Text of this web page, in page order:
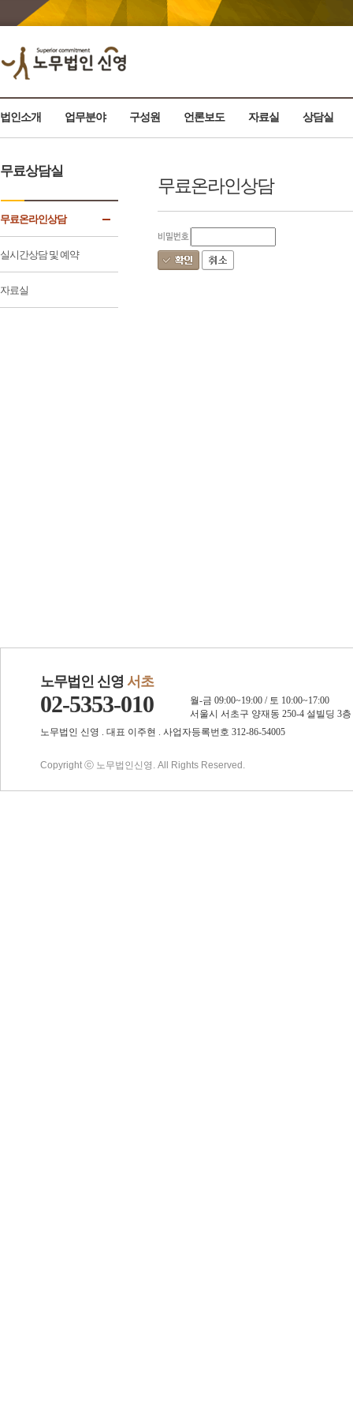
법인소개 업무분야 구성원 언론보도 자료실 상담실
무료상담실
무료온라인상담
실시간상담 및 예약
자료실
무료온라인상담
노무법인 신영 서초
02-5353-010
월-금 09:00~19:00 / 토 10:00~17:00
서울시 서초구 양재동 250-4 설빌딩 3층
노무법인 신영 . 대표 이주현 . 사업자등록번호 312-86-54005
Copyright ⓒ 노무법인신영. All Rights Reserved.